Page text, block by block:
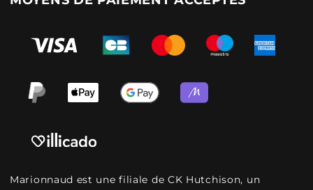
Marionnaud est une filiale de CK Hutchison, un